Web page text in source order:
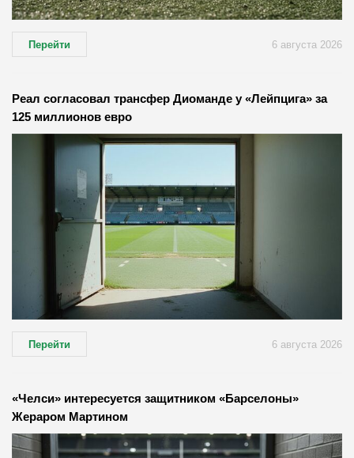
Перейти 6 августа 2026
Реал согласовал трансфер Диоманде у «Лейпцига» за
125 миллионов евро
Перейти 6 августа 2026
«Челси» интересуется защитником «Барселоны»
Жераром Мартином